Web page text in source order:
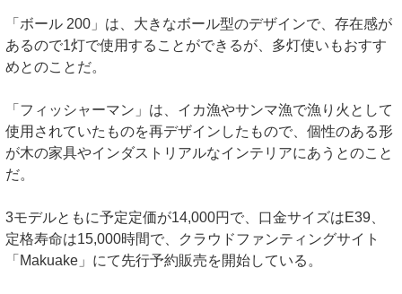
「ボール 200」は、大きなボール型のデザインで、存在感が
あるので1灯で使用することができるが、多灯使いもおすす
めとのことだ。
「フィッシャーマン」は、イカ漁やサンマ漁で漁り火として
使用されていたものを再デザインしたもので、個性のある形
が木の家具やインダストリアルなインテリアにあうとのこと
だ。
3モデルともに予定定価が14,000円で、口金サイズはE39、
定格寿命は15,000時間で、クラウドファンティングサイト
「Makuake」にて先行予約販売を開始している。